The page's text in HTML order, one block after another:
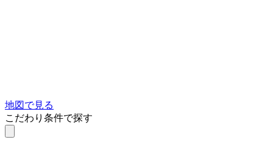
地図で見る
こだわり条件で探す